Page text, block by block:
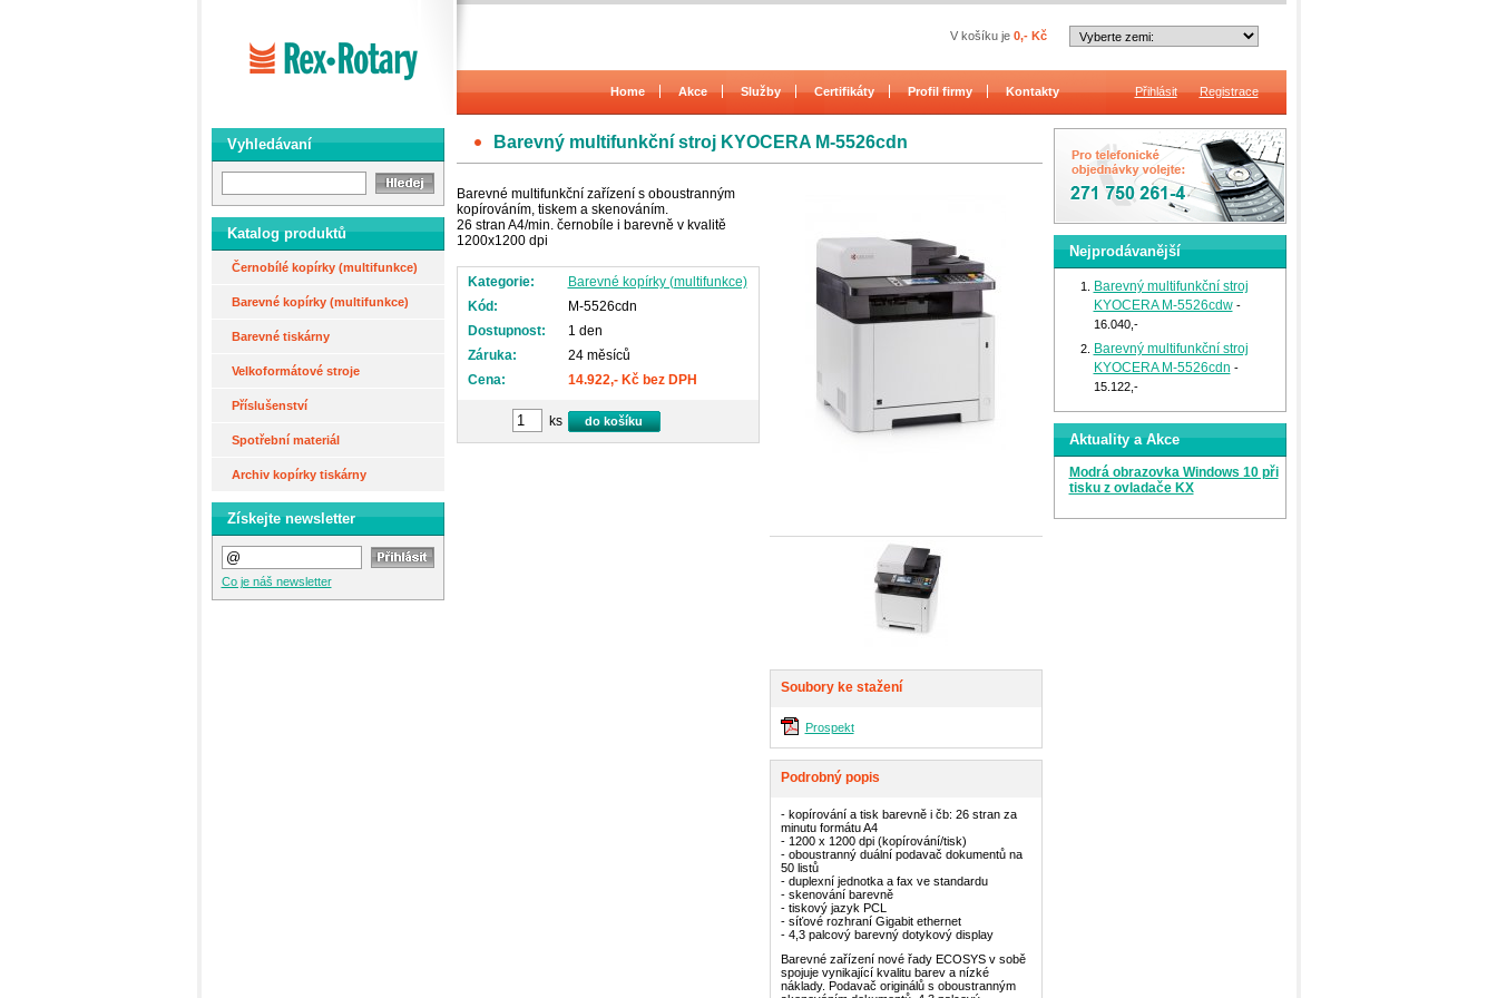
Vyhledávaní
Katalog produktů
Černobílé kopírky (multifunkce)
Barevné kopírky (multifunkce)
Barevné tiskárny
Velkoformátové stroje
Příslušenství
Spotřební materiál
Archiv kopírky tiskárny
Získejte newsletter
Co je náš newsletter
V košíku je 0,- Kč
Home Akce Služby Certifikáty Profil firmy Kontakty Přihlásit Registrace
Barevný multifunkční stroj KYOCERA M-5526cdn
Barevné multifunkční zařízení s oboustranným
kopírováním, tiskem a skenováním.
26 stran A4/min. černobíle i barevně v kvalitě
1200x1200 dpi
Kategorie:
Barevné kopírky (multifunkce)
Kód:
M-5526cdn
Dostupnost:
1 den
Záruka:
24 měsíců
Cena:
14.922,- Kč bez DPH
ks do košíku
Soubory ke stažení
Prospekt
Podrobný popis
- kopírování a tisk barevně i čb: 26 stran za
minutu formátu A4
- 1200 x 1200 dpi (kopírování/tisk)
- oboustranný duální podavač dokumentů na
50 listů
- duplexní jednotka a fax ve standardu
- skenování barevně
- tiskový jazyk PCL
- síťové rozhraní Gigabit ethernet
- 4,3 palcový barevný dotykový display
Barevné zařízení nové řady ECOSYS v sobě
spojuje vynikající kvalitu barev a nízké
náklady. Podavač originálů s oboustranným
Nejprodávanější
Barevný multifunkční stroj
KYOCERA M-5526cdw-
16.040,-
Barevný multifunkční stroj
KYOCERA M-5526cdn -
15.122,-
Aktuality a Akce
Modrá obrazovka Windows 10 při
tisku z ovladače KX